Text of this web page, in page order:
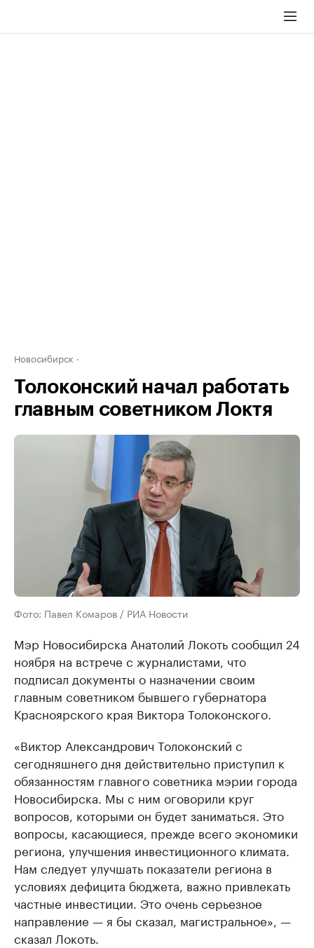
Новосибирск
Толоконский начал работать
главным советником Локтя
Фото: Павел Комаров / РИА Новости
Мэр Новосибирска Анатолий Локоть сообщил 24
ноября на встрече с журналистами, что
подписал документы о назначении своим
главным советником бывшего губернатора
Красноярского края Виктора Толоконского.
«Виктор Александрович Толоконский с
сегодняшнего дня действительно приступил к
обязанностям главного советника мэрии города
Новосибирска. Мы с ним оговорили круг
вопросов, которыми он будет заниматься. Это
вопросы, касающиеся, прежде всего экономики
региона, улучшения инвестиционного климата.
Нам следует улучшать показатели региона в
условиях дефицита бюджета, важно привлекать
частные инвестиции. Это очень серьезное
направление — я бы сказал, магистральное», —
сказал Локоть.